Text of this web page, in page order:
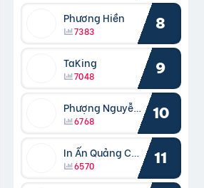
Phương Hiền
7383 8
TaKing
7048 9
Phượng Nguyễn Phượng
6768 10
In Ấn Quảng Cáo Cần Thơ
6570 11